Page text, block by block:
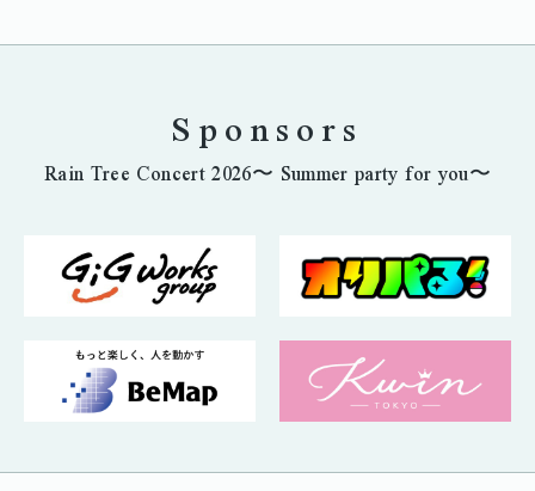
Sponsors
Rain Tree Concert 2026〜 Summer party for you〜